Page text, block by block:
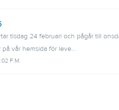
tisdag 24 februari och pågår till
vår hemsida för leve...
F.M.